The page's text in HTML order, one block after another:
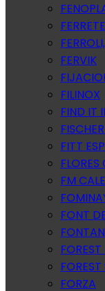
FERVIK
FILINOX
FIND IT
FITT
FM
FONT
FOREST
FORZA